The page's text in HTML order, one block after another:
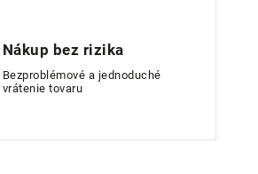
Nákup bez rizika
Bezproblémové a jednoduché
vrátenie tovaru